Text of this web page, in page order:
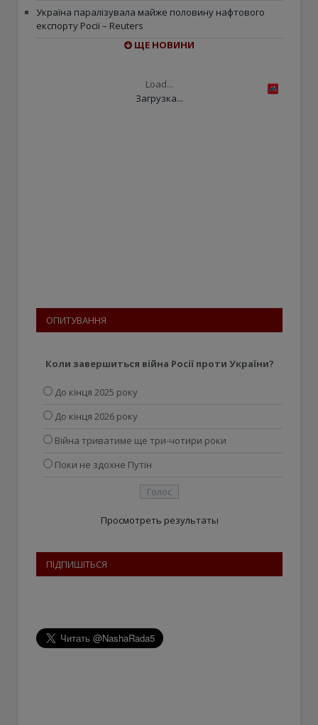
Україна паралізувала майже половину нафтового
експорту Росії – Reuters
ЩЕ НОВИНИ
Load...
Загрузка...
ОПИТУВАННЯ
Коли завершиться війна Росії проти України?
До кінця 2025 року
До кінця 2026 року
Війна триватиме ще три-чотири роки
Поки не здохне Путін
Просмотреть результаты
ПІДПИШІТЬСЯ